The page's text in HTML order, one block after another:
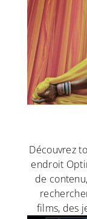
Découvrez
endroit
de
films, des